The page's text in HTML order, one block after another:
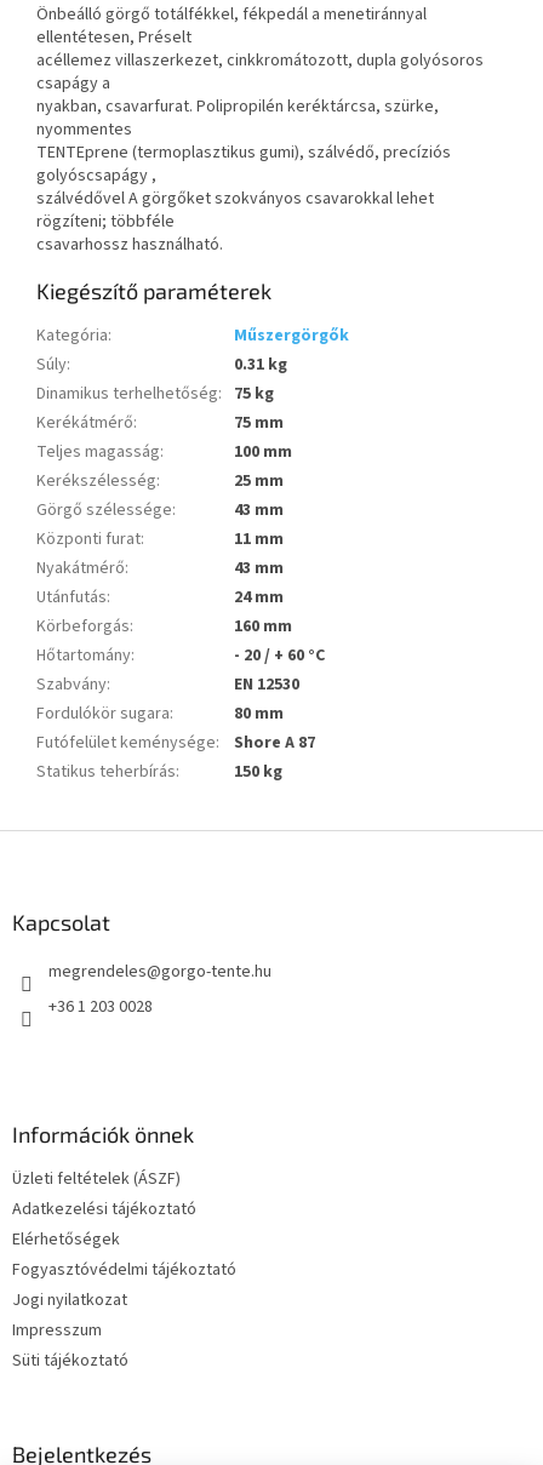
Önbeálló görgő totálfékkel, fékpedál a menetiránnyal
ellentétesen, Préselt
acéllemez villaszerkezet, cinkkromátozott, dupla golyósoros
csapágy a
nyakban, csavarfurat. Polipropilén keréktárcsa, szürke,
nyommentes
TENTEprene (termoplasztikus gumi), szálvédő, precíziós
golyóscsapágy ,
szálvédővel A görgőket szokványos csavarokkal lehet
rögzíteni; többféle
csavarhossz használható.
Kiegészítő paraméterek
Kategória:
Műszergörgők
Súly:
0.31 kg
Dinamikus terhelhetőség: 75 kg
Kerékátmérő:
75 mm
Teljes magasság:
100 mm
Kerékszélesség:
25 mm
Görgő szélessége:
43 mm
Központi furat:
11 mm
Nyakátmérő:
43 mm
Utánfutás:
24 mm
Körbeforgás:
160 mm
Hőtartomány:
- 20 / + 60 °C
Szabvány:
EN 12530
Fordulókör sugara:
80 mm
Futófelület keménysége:
Shore A 87
Statikus teherbírás: 150 kg
Kapcsolat
megrendeles@gorgo-tente.hu
+36 1 203 0028
Információk önnek
Üzleti feltételek (ÁSZF)
Adatkezelési tájékoztató
Elérhetőségek
Fogyasztóvédelmi tájékoztató
Jogi nyilatkozat
Impresszum
Süti tájékoztató
Bejelentkezés